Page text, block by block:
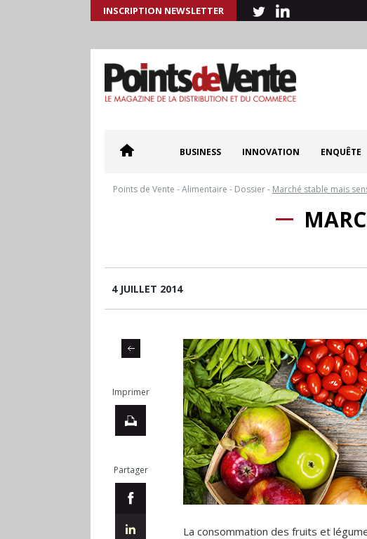
INSCRIPTION NEWSLETTER
BUSINESS INNOVATION ENQUÊTE
Points de Vente -Alimentaire - Dossier- Marché stable mais
4 JUILLET 2014
Imprimer
Partager
La consommation des fruits et